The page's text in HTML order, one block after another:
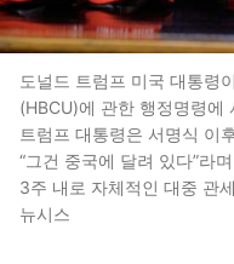
도널드 트럼프 미국 대통령
(HBCU)에 관한 행정명령에
트럼프 대통령은 서명식 이
“그건 중국에 달려 있다”라
3주 내로 자체적인 대중 관
뉴시스